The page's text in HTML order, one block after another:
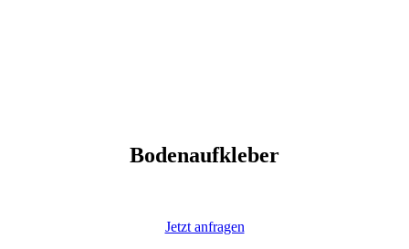
Bodenaufkleber
Jetzt anfragen